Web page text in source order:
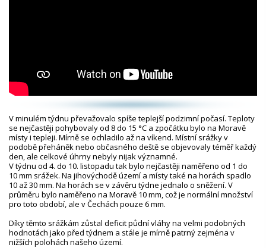
V minulém týdnu převažovalo spíše teplejší podzimní počasí. Teploty
se nejčastěji pohybovaly od 8 do 15 °C a zpočátku bylo na Moravě
místy i tepleji. Mírně se ochladilo až na víkend. Místní srážky v
podobě přeháněk nebo občasného deště se objevovaly téměř každý
den, ale celkové úhrny nebyly nijak významné.
V týdnu od 4. do 10. listopadu tak bylo nejčastěji naměřeno od 1 do
10 mm srážek. Na jihovýchodě území a místy také na horách spadlo
10 až 30 mm. Na horách se v závěru týdne jednalo o sněžení. V
průměru bylo naměřeno na Moravě 10 mm, což je normální množství
pro toto období, ale v Čechách pouze 6 mm.
Díky těmto srážkám zůstal deficit půdní vláhy na velmi podobných
hodnotách jako před týdnem a stále je mírně patrný zejména v
nižších polohách našeho území.